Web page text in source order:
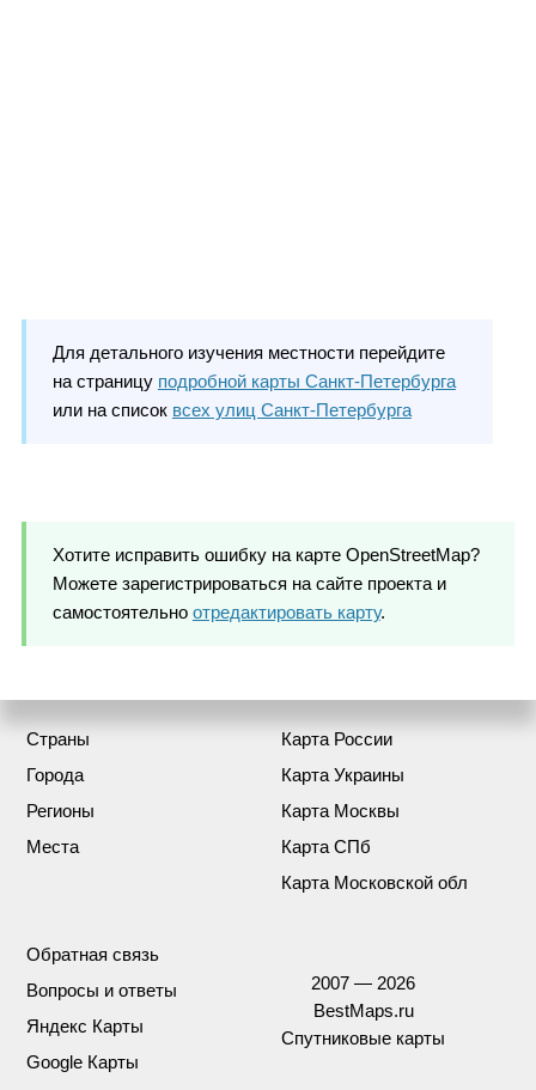
Для детального изучения местности перейдите
на страницу подробной карты Санкт-Петербурга
или на список всех улиц Санкт-Петербурга
Хотите исправить ошибку на карте OpenStreetMap?
Можете зарегистрироваться на сайте проекта и
самостоятельно отредактировать карту.
Страны
Города
Регионы
Места
Карта России
Карта Украины
Карта Москвы
Карта СПб
Карта Московской обл
Обратная связь
Вопросы и ответы
Яндекс Карты
Google Карты
2007 — 2026
BestMaps.ru
Спутниковые карты